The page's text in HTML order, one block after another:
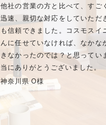
他社の営業の方と比べて、すご
迅速、親切な対応をしていただ
も信頼できました。コスモスイ
んに任せていなければ、なかな
きなかったのでは？と思ってい
当にありがとうございました。
神奈川県 O様